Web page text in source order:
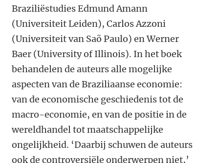
Braziliëstudies Edmund Amann
(Universiteit Leiden), Carlos Azzoni
(Universiteit van Saõ Paulo) en Werner
Baer (University of Illinois). In het boek
behandelen de auteurs alle mogelijke
aspecten van de Braziliaanse economie:
van de economische geschiedenis tot de
macro-economie, en van de positie in de
wereldhandel tot maatschappelijke
ongelijkheid. ‘Daarbij schuwen de auteurs
ook de controversiële onderwerpen niet,’